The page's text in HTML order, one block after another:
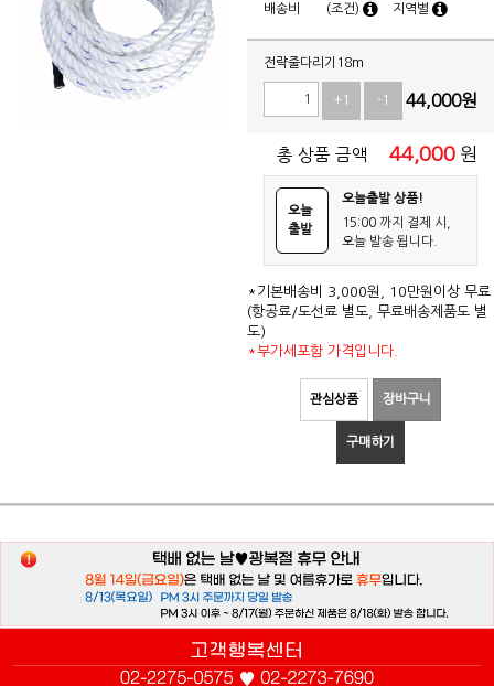
배송비 (조건) 지역별
전략줄다리기18m
+1 -1 44,000원
총 상품 금액 44,000 원
오늘
출발
오늘출발 상품!
15:00 까지 결제 시,
오늘 발송 됩니다.
*기본배송비 3,000원, 10만원이상 무료
(항공료/도선료 별도, 무료배송제품도 별
도)
*부가세포함 가격입니다.
관심상품 장바구니
구매하기